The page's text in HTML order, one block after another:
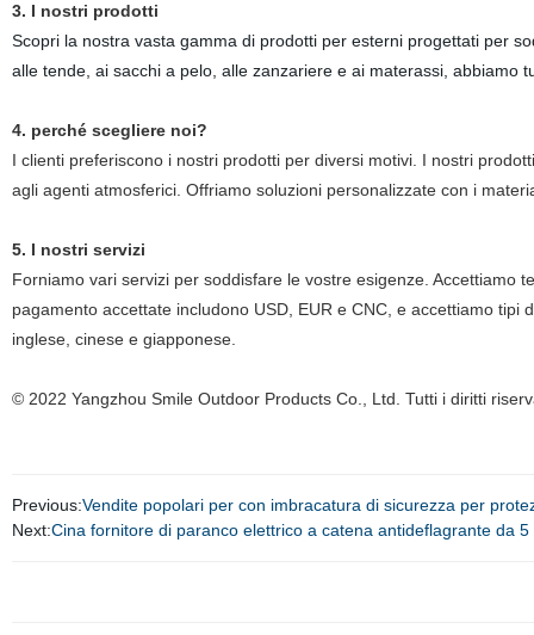
3. I nostri prodotti
Scopri la nostra vasta gamma di prodotti per esterni progettati per
alle tende, ai sacchi a pelo, alle zanzariere e ai materassi, abbiamo
4. perché scegliere noi?
I clienti preferiscono i nostri prodotti per diversi motivi. I nostri
agli agenti atmosferici. Offriamo soluzioni personalizzate con i
5. I nostri servizi
Forniamo vari servizi per soddisfare le vostre esigenze. Accettiamo
pagamento accettate includono USD, EUR e CNC, e accettiamo
inglese, cinese e giapponese.
© 2022 Yangzhou Smile Outdoor Products Co., Ltd. Tutti i diritti
Previous:Vendite popolari per con imbracatura di sicurezza per
Next:Cina fornitore di paranco elettrico a catena antideflagrante da